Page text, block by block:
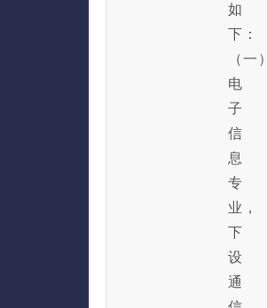
如
下：
（一）
电
子
信
息
专
业，
下
设
通